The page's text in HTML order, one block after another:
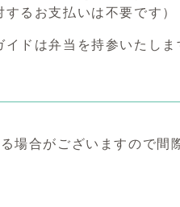
るお支払いは不要です）
ドは弁当を持参いたしま
場合がございますので間